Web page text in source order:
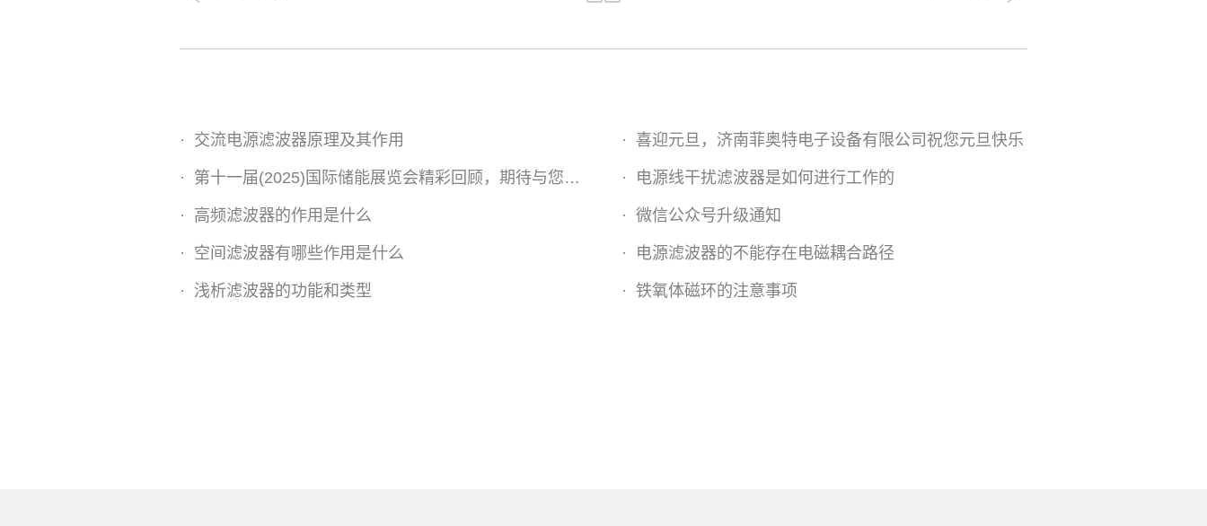
· 交流电源滤波器原理及其作用 · 喜迎元旦，济南菲奥特电子设备有限公司祝您元旦快乐
· 第十一届(2025)国际储能展览会精彩回顾，期待与您再会 · 电源线干扰滤波器是如何进行工作的
· 高频滤波器的作用是什么 · 微信公众号升级通知
· 空间滤波器有哪些作用是什么 · 电源滤波器的不能存在电磁耦合路径
· 浅析滤波器的功能和类型 · 铁氧体磁环的注意事项